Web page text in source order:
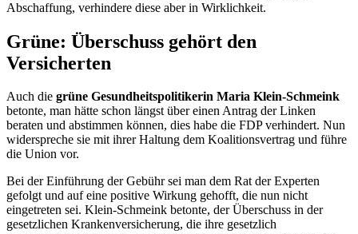
Abschaffung, verhindere diese aber in Wirklichkeit.
Grüne: Überschuss gehört den
Versicherten
Auch die grüne Gesundheitspolitikerin Maria Klein-Schmeink
betonte, man hätte schon längst über einen Antrag der Linken
beraten und abstimmen können, dies habe die FDP verhindert. Nun
widerspreche sie mit ihrer Haltung dem Koalitionsvertrag und führe
die Union vor.
Bei der Einführung der Gebühr sei man dem Rat der Experten
gefolgt und auf eine positive Wirkung gehofft, die nun nicht
eingetreten sei. Klein-Schmeink betonte, der Überschuss in der
gesetzlichen Krankenversicherung, die ihre gesetzlich